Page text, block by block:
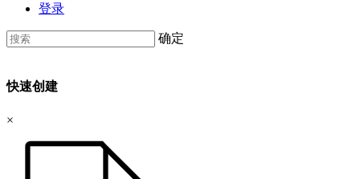
登录
确定
快速创建
×